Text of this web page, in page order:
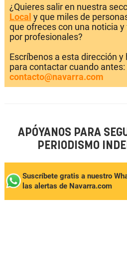
¿Quieres salir en nuestra
Local y que miles de
que ofreces con una noticia
por profesionales?
Escríbenos a esta dirección
para contactar cuando antes:
contacto@navarra.com
APÓYANOS PARA
PERIODISMO
Suscríbete gratis a nuestro
las alertas de Navarra.com